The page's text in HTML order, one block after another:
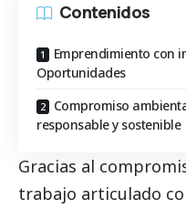
Contenidos
Emprendimiento con
Oportunidades
Compromiso
responsable y sostenible
Gracias al
trabajo articulado